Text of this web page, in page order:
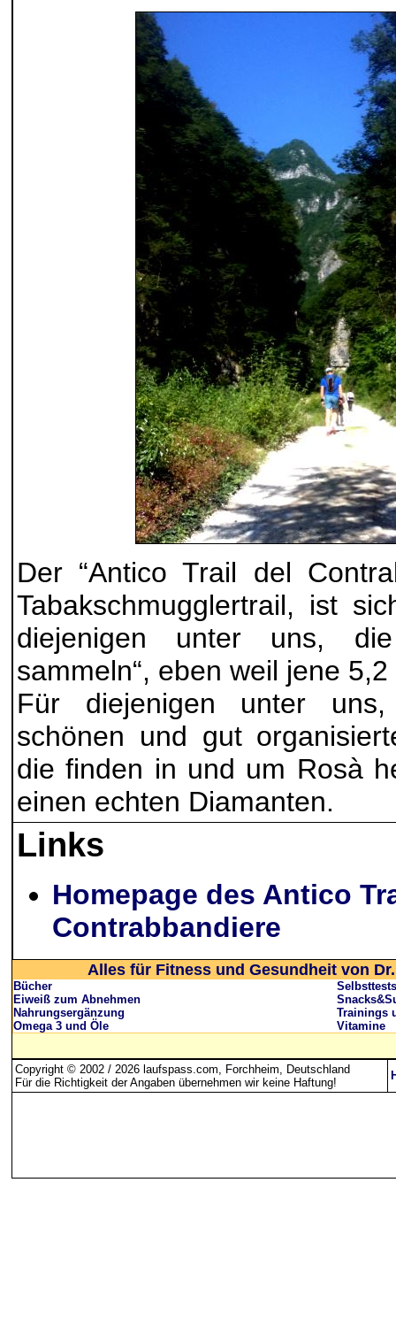
Der “Antico Trail del
Tabakschmugglertrail, ist
diejenigen unter uns,
sammeln“, eben weil jene
Für diejenigen unter
schönen und gut
die finden in und um Rosà
einen echten Diamanten.
Links
Homepage des Antico
Contrabbandiere
Alles für Fitness und Gesundheit von
Bücher
Eiweiß zum Abnehmen
Nahrungsergänzung
Omega 3 und Öle
Selbsttests
Trainings
Vitamine
Copyright © 2002 / 2026 laufspass.com, Forchheim, Deutschland
Für die Richtigkeit der Angaben übernehmen wir keine Haftung!